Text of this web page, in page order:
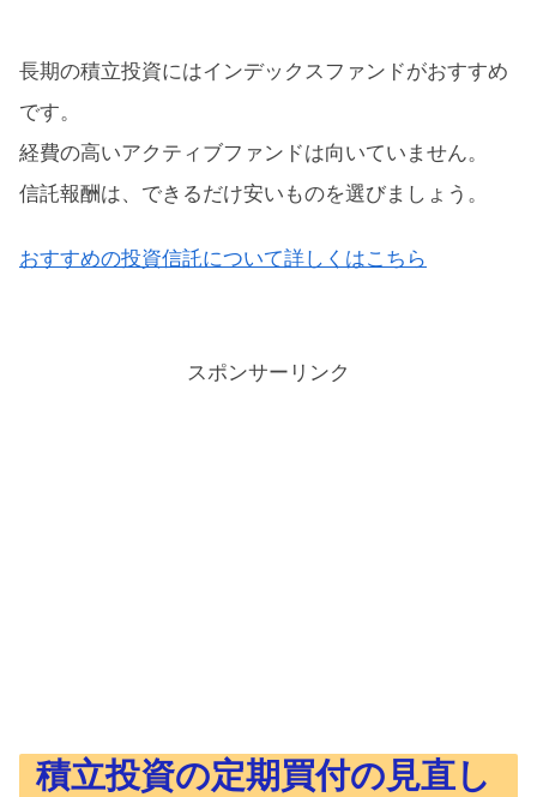
長期の積立投資にはインデックスファンドがおすすめ
です。
経費の高いアクティブファンドは向いていません。
信託報酬は、できるだけ安いものを選びましょう。
おすすめの投資信託について詳しくはこちら
スポンサーリンク
積立投資の定期買付の見直し